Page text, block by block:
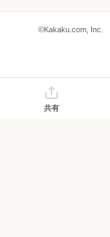
©Kakaku.com, Inc.
共有